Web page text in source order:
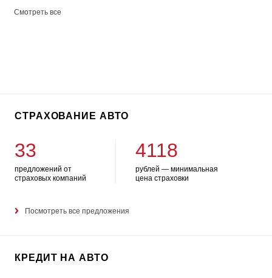
Смотреть все
СТРАХОВАНИЕ АВТО
33
предложений от
страховых компаний
4118
рублей — минимальная
цена страховки
Посмотреть все предложения
КРЕДИТ НА АВТО